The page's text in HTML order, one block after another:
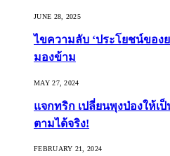
JUNE 28, 2025
ไขความลับ ‘ประโยชน์ขอ
มองข้าม
MAY 27, 2024
แจกทริก เปลี่ยนพุงป่องให้เ
ตามได้จริง!
FEBRUARY 21, 2024